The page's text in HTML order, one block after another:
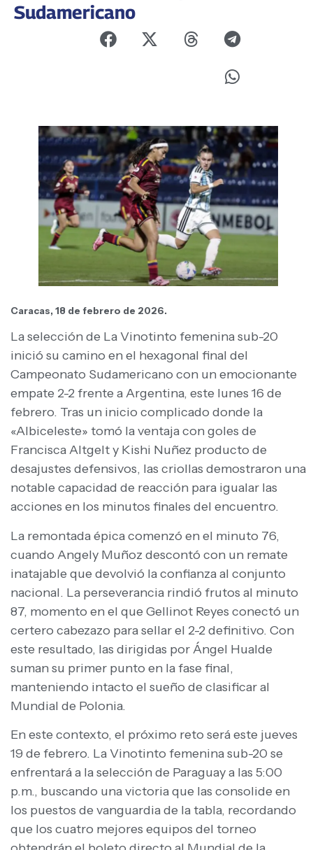
Sudamericano
Caracas, 18 de febrero de 2026.
La selección de La Vinotinto femenina sub-20
inició su camino en el hexagonal final del
Campeonato Sudamericano con un emocionante
empate 2-2 frente a Argentina, este lunes 16 de
febrero. Tras un inicio complicado donde la
«Albiceleste» tomó la ventaja con goles de
Francisca Altgelt y Kishi Nuñez producto de
desajustes defensivos, las criollas demostraron una
notable capacidad de reacción para igualar las
acciones en los minutos finales del encuentro.
La remontada épica comenzó en el minuto 76,
cuando Angely Muñoz descontó con un remate
inatajable que devolvió la confianza al conjunto
nacional. La perseverancia rindió frutos al minuto
87, momento en el que Gellinot Reyes conectó un
certero cabezazo para sellar el 2-2 definitivo. Con
este resultado, las dirigidas por Ángel Hualde
suman su primer punto en la fase final,
manteniendo intacto el sueño de clasificar al
Mundial de Polonia.
En este contexto, el próximo reto será este jueves
19 de febrero. La Vinotinto femenina sub-20 se
enfrentará a la selección de Paraguay a las 5:00
p.m., buscando una victoria que las consolide en
los puestos de vanguardia de la tabla, recordando
que los cuatro mejores equipos del torneo